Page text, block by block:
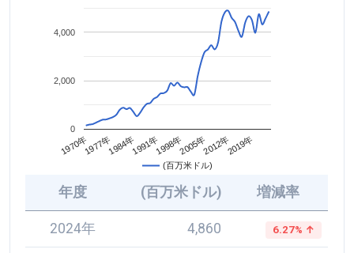
(百万米ドル)
1970年1977年1984年1991年1998年2005年2012年2019年
0
2,000
4,000
年度 (百万米ドル) 増減率
2024年 4,860 6.27% ↑